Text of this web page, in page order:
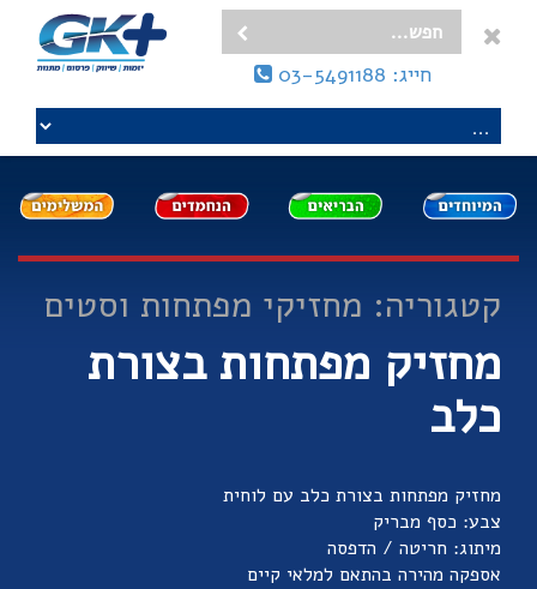
חייג: 03-5491188
קטגוריה: מחזיקי מפתחות וסטים
מחזיק מפתחות בצורת
כלב
מחזיק מפתחות בצורת כלב עם לוחית
צבע: כסף מבריק
מיתוג: חריטה / הדפסה
אספקה מהירה בהתאם למלאי קיים